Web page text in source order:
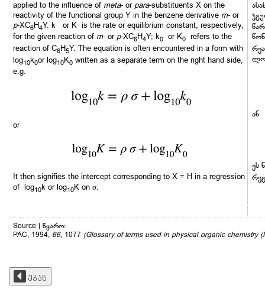
applied to the influence of meta- orpara-substituents X on the
reactivity of the functional group Y in the benzene derivative m- or
p-XC6H4Y. k or K is the rate or equilibrium constant, respectively,
for the given reaction of m- orp-XC6H4Y; k0 or K0
refers to the
reaction of C6H5Y. The equation is often encountered in a form with
log10k0or log10K0 written as a separate term on the right hand side,
e.g.
or
It then signifies the intercept corresponding to X = H in a regression
of log10k or log10K on σ.
ან
ეს
Source | წყარო:
PAC, 1994, 66, 1077 (Glossary of terms used in physical organic chemistry
უკან